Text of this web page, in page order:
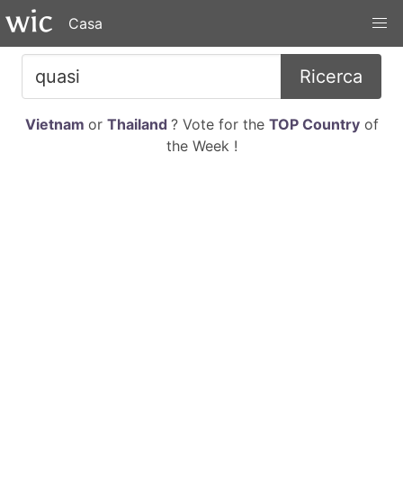
Casa
Ricerca
Vietnam or Thailand ? Vote for the TOP Countryof
the Week !